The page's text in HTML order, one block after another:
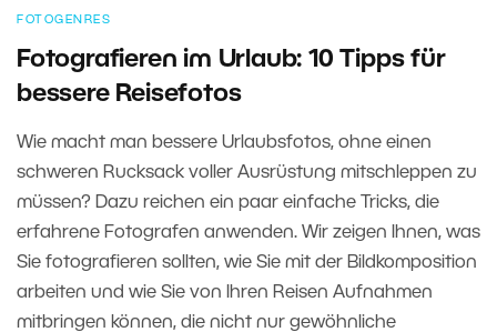
FOTOGENRES
Fotografieren im Urlaub: 10 Tipps für
bessere Reisefotos
Wie macht man bessere Urlaubsfotos, ohne einen
schweren Rucksack voller Ausrüstung mitschleppen zu
müssen? Dazu reichen ein paar einfache Tricks, die
erfahrene Fotografen anwenden. Wir zeigen Ihnen, was
Sie fotografieren sollten, wie Sie mit der Bildkomposition
arbeiten und wie Sie von Ihren Reisen Aufnahmen
mitbringen können, die nicht nur gewöhnliche